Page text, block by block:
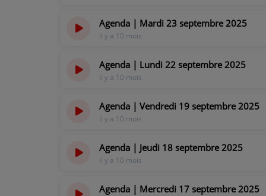
Agenda | Mardi 23 septembre 2025
il y a 10 mois
Agenda | Lundi 22 septembre 2025
il y a 10 mois
Agenda | Vendredi 19 septembre 2025
il y a 10 mois
Agenda | Jeudi 18 septembre 2025
il y a 10 mois
Agenda | Mercredi 17 septembre 2025